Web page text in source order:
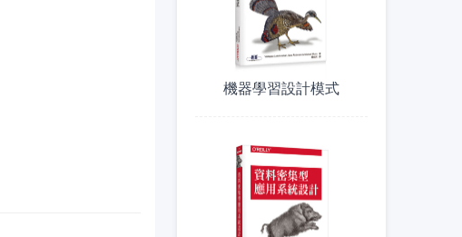
機器學習設計模式